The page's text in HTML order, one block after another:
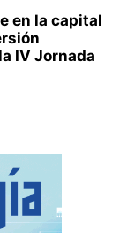
en la capital
IV Jornada